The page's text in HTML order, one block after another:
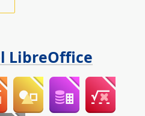
LibreOffice